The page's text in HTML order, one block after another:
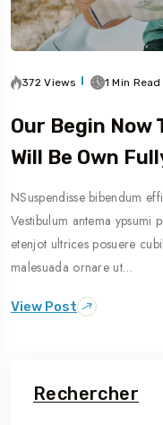
372 Views 1 Min Read
Our Begin Now
Will Be Own
NSuspendisse bibendum
Vestibulum antema ypsumi
etenjot ultrices posuere
malesuada ornare ut…
View Post
Rechercher